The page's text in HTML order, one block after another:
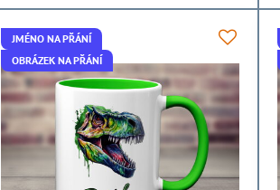
JMÉNO NA PŘÁNÍ
OBRÁZEK NA PŘÁNÍ